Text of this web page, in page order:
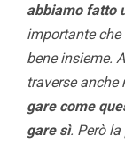
abbiamo fatto
importante
bene insieme.
traverse anche
gare come
gare sì. Però la